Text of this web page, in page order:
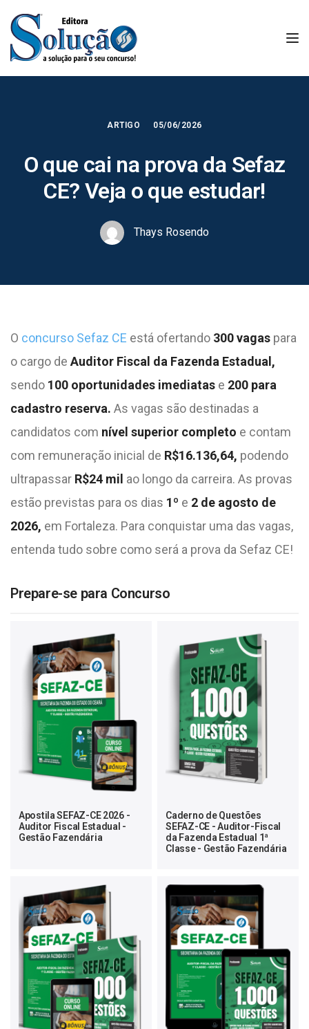
ARTIGO 05/06/2026
O que cai na prova da Sefaz
CE? Veja o que estudar!
Thays Rosendo
O concurso Sefaz CE está ofertando 300 vagas para
o cargo de Auditor Fiscal da Fazenda Estadual,
sendo 100 oportunidades imediatas e 200 para
cadastro reserva. As vagas são destinadas a
candidatos com nível superior completo e contam
com remuneração inicial de R$16.136,64, podendo
ultrapassar R$24 mil ao longo da carreira. As provas
estão previstas para os dias 1º e 2 de agosto de
2026, em Fortaleza. Para conquistar uma das vagas,
entenda tudo sobre como será a prova da Sefaz CE!
Prepare-se para Concurso
Apostila SEFAZ-CE 2026 -
Auditor Fiscal Estadual -
Gestão Fazendária
Caderno de Questões
SEFAZ-CE - Auditor-Fiscal
da Fazenda Estadual 1ª
Classe - Gestão Fazendária